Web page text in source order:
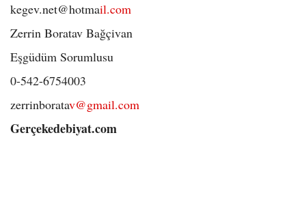
kegev.net@hot­ma­il.com
Zer­rin Boratav Bağçivan
Eş­gü­düm So­rum­lu­su
0-542-6754003
zer­rin­bo­ra­ta­v@gmail.com
Gerçekedebiyat.com